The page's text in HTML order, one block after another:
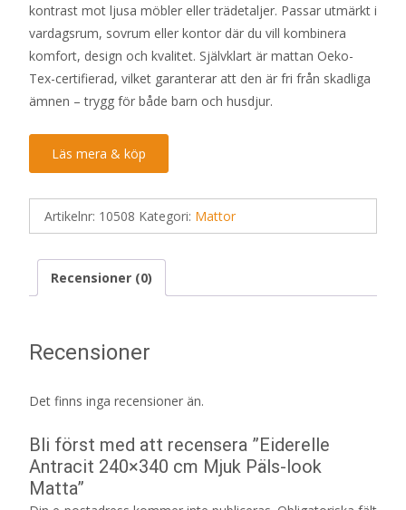
kontrast mot ljusa möbler eller trädetaljer. Passar utmärkt i
vardagsrum, sovrum eller kontor där du vill kombinera
komfort, design och kvalitet. Självklart är mattan Oeko-
Tex-certifierad, vilket garanterar att den är fri från skadliga
ämnen – trygg för både barn och husdjur.
Läs mera & köp
Artikelnr: 10508 Kategori: Mattor
Recensioner (0)
Recensioner
Det finns inga recensioner än.
Bli först med att recensera ”Eiderelle
Antracit 240×340 cm Mjuk Päls-look
Matta”